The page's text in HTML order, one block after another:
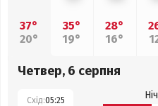
37°
20°
35°
19°
28°
16°
Четвер, 6 серпня
Схід:05:25 Ніч